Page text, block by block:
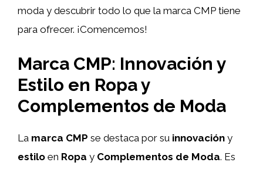
moda y descubrir todo lo que la marca CMP tiene
para ofrecer. ¡Comencemos!
Marca CMP: Innovación y
Estilo en Ropa y
Complementos de Moda
La marca CMP se destaca por su innovación y
estilo en Ropa y Complementos de Moda. Es